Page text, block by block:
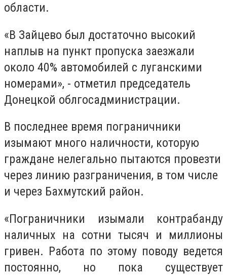
области.
«В Зайцево был достаточно высокий
наплыв на пункт пропуска заезжали
около 40% автомобилей с луганскими
номерами», - отметил председатель
Донецкой облгосадминистрации.
В последнее время пограничники
изымают много наличности, которую
граждане нелегально пытаются провезти
через линию разграничения, в том числе
и через Бахмутский район.
«Пограничники изымали контрабанду
наличных на сотни тысяч и миллионы
гривен. Работа по этому поводу ведется
постоянно, но пока существует